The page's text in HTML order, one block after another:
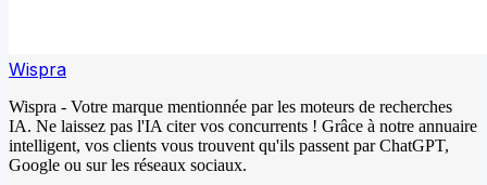
Wispra
Wispra - Votre marque mentionnée par les moteurs de recherches
IA. Ne laissez pas l'IA citer vos concurrents ! Grâce à notre annuaire
intelligent, vos clients vous trouvent qu'ils passent par ChatGPT,
Google ou sur les réseaux sociaux.